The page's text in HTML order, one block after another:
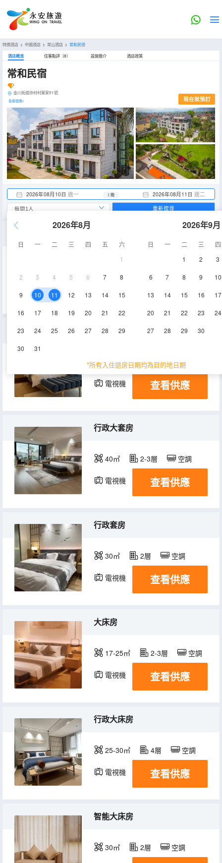
特價酒店 > 中國酒店 > 常山酒店 > 常和民宿
酒店概览 住客點評（8） 設施簡介 酒店政策
常和民宿
金川街道徐村村葉家91號
全部設施> 現在就預訂
2026年08月10日 週一 2026年08月11日 週二
1 晚
2026年8月
日 一 二 三 四 五
六
1
2 3 4 5 6 7 8
9 10 11 12 13 14 15
16 17 18 19 20 21 22
23 24 25 26 27 28 29
30 31
2026年9月
日 一 二 三
四
1
2 3
6 7 8 9 10
13 14 15 16 17
20 21 22 23 24
27 28 29 30
*所有入住退房日期均為目的地日期
重新搜尋
20-25㎡ 空調
豪華景觀大床房
25㎡ 2層 空調
電視機 查看供應
行政大套房
40㎡ 2-3層 空調
電視機 查看供應
行政套房
30㎡ 2層 空調
電視機 查看供應
大床房
17-25㎡ 2-3層 空調
電視機 查看供應
行政大床房
25-30㎡ 4層 空調
電視機 查看供應
智能大床房
30㎡ 2層 空調